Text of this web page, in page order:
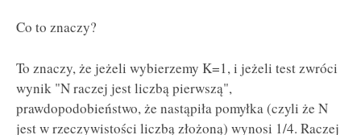
Co to znaczy?
To znaczy, że jeżeli wybierzemy K=1, i jeżeli test zwróci
wynik "N raczej jest liczbą pierwszą",
prawdopodobieństwo, że nastąpiła pomyłka (czyli że N
jest w rzeczywistości liczbą złożoną) wynosi 1/4. Raczej